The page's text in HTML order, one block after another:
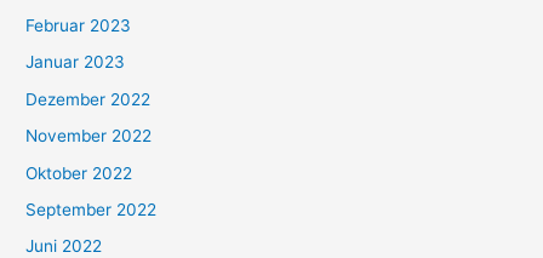
Februar 2023
Januar 2023
Dezember 2022
November 2022
Oktober 2022
September 2022
Juni 2022